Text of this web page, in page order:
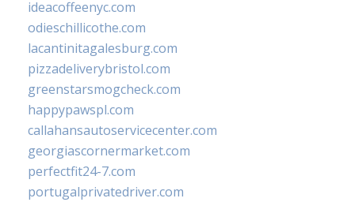
ideacoffeenyc.com
odieschillicothe.com
lacantinitagalesburg.com
pizzadeliverybristol.com
greenstarsmogcheck.com
happypawspl.com
callahansautoservicecenter.com
georgiascornermarket.com
perfectfit24-7.com
portugalprivatedriver.com